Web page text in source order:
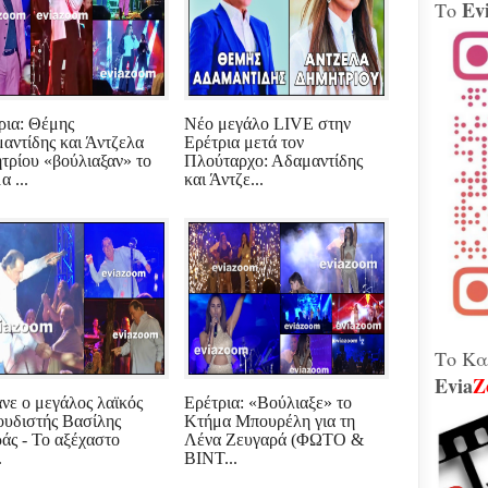
Θέμης
και Άντζελα
«βούλιαξαν» το
...
Νέο μεγάλο LIVE στην
Ερέτρια μετά τον
Πλούταρχο: Αδαμαντίδης
και Άντζε...
ο μεγάλος λαϊκός
Βασίλης
- Το αξέχαστο
Ερέτρια: «Βούλιαξε» το
Κτήμα Μπουρέλη για τη
Λένα Ζευγαρά (ΦΩΤΟ &
ΒΙΝΤ...
240
Τα
το
Το
Το
Evia